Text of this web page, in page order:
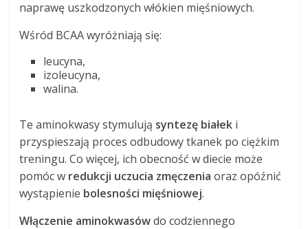
naprawę uszkodzonych włókien mięśniowych.
Wśród BCAA wyróżniają się:
leucyna,
izoleucyna,
walina.
Te aminokwasy stymulują syntezę białek i
przyspieszają proces odbudowy tkanek po ciężkim
treningu. Co więcej, ich obecność w diecie może
pomóc w redukcji uczucia zmęczenia oraz opóźnić
wystąpienie bolesności mięśniowej.
Włączenie aminokwasówdo codziennego